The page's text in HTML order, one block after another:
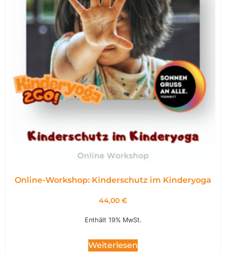
Online-Workshop: Kinderschutz im Kinderyoga
44,00 €
Enthält 19% MwSt.
Weiterlesen